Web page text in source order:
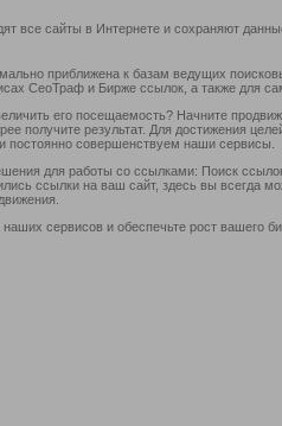
все сайты в Интернете и сохраняют
приближена к базам ведущих
СеоТраф и Бирже ссылок, а также для
его посещаемость? Начните
получите результат. Для достижения
постоянно совершенствуем наши сервисы.
для работы со ссылками: Поиск
ссылки на ваш сайт, здесь вы всегда
сервисов и обеспечьте рост вашего